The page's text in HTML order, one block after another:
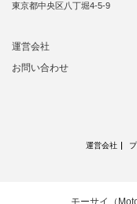
東京都中央区八丁堀4-5-9
運営会社
お問い合わせ
運営会社
モーサイ（